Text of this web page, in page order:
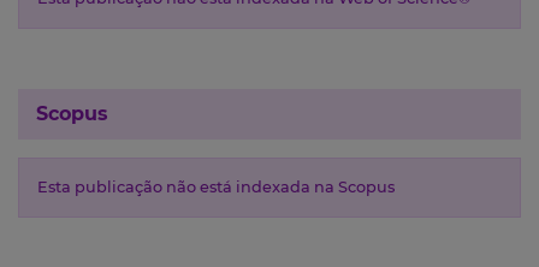
Scopus
Esta publicação não está indexada na Scopus